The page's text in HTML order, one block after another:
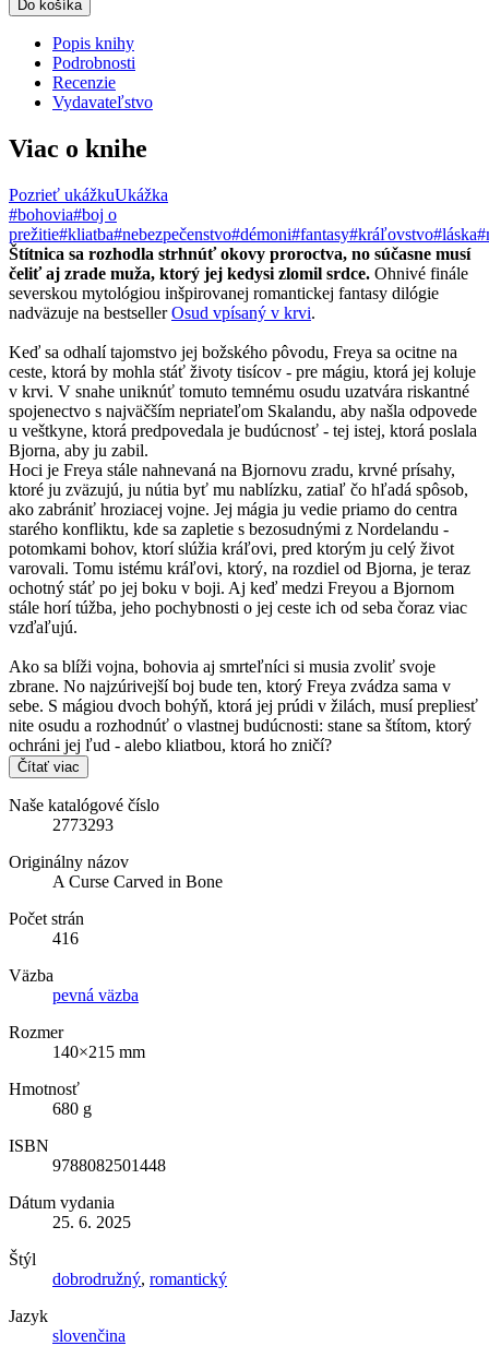
Do košíka
Popis knihy
Podrobnosti
Recenzie
Vydavateľstvo
Viac o knihe
Pozrieť ukážkuUkážka
#bohovia#boj o
prežitie#kliatba#nebezpečenstvo#démoni#fantasy#kráľovstvo#láska
Štítnica sa rozhodla strhnúť okovy proroctva, no súčasne musí
čeliť aj zrade muža, ktorý jej kedysi zlomil srdce. Ohnivé finále
severskou mytológiou inšpirovanej romantickej fantasy dilógie
nadväzuje na bestsellerOsud vpísaný v krvi.
Keď sa odhalí tajomstvo jej božského pôvodu, Freya sa ocitne na
ceste, ktorá by mohla stáť životy tisícov - pre mágiu, ktorá jej koluje
v krvi. V snahe uniknúť tomuto temnému osudu uzatvára riskantné
spojenectvo s najväčším nepriateľom Skalandu, aby našla odpovede
u veštkyne, ktorá predpovedala je budúcnosť - tej istej, ktorá poslala
Bjorna, aby ju zabil.
Hoci je Freya stále nahnevaná na Bjornovu zradu, krvné prísahy,
ktoré ju zväzujú, ju nútia byť mu nablízku, zatiaľ čo hľadá spôsob,
ako zabrániť hroziacej vojne. Jej mágia ju vedie priamo do centra
starého konfliktu, kde sa zapletie s bezosudnými z Nordelandu -
potomkami bohov, ktorí slúžia kráľovi, pred ktorým ju celý život
varovali. Tomu istému kráľovi, ktorý, na rozdiel od Bjorna, je teraz
ochotný stáť po jej boku v boji. Aj keď medzi Freyou a Bjornom
stále horí túžba, jeho pochybnosti o jej ceste ich od seba čoraz viac
vzďaľujú.
Ako sa blíži vojna, bohovia aj smrteľníci si musia zvoliť svoje
zbrane. No najzúrivejší boj bude ten, ktorý Freya zvádza sama v
sebe. S mágiou dvoch bohýň, ktorá jej prúdi v žilách, musí prepliesť
nite osudu a rozhodnúť o vlastnej budúcnosti: stane sa štítom, ktorý
ochráni jej ľud - alebo kliatbou, ktorá ho zničí?
Čítať viac
Naše katalógové číslo
2773293
Originálny názov
A Curse Carved in Bone
Počet strán
416
Väzba
pevná väzba
Rozmer
140×215 mm
Hmotnosť
680 g
ISBN
9788082501448
Dátum vydania
25. 6. 2025
Štýl
dobrodružný, romantický
Jazyk
slovenčina